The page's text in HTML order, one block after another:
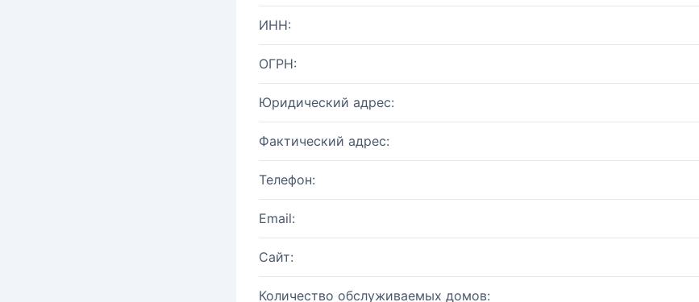
ИНН:
ОГРН:
Юридический адрес:
Фактический адрес:
Телефон:
Email:
Сайт:
Количество обслуживаемых домов: